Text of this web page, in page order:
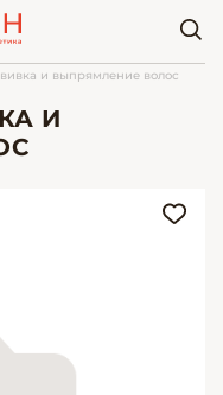
и выпрямление волос
И